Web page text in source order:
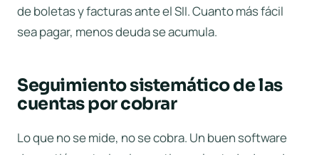
de boletas y facturas ante el SII. Cuanto más fácil
sea pagar, menos deuda se acumula.
Seguimiento sistemático de las
cuentas por cobrar
Lo que no se mide, no se cobra. Un buen software